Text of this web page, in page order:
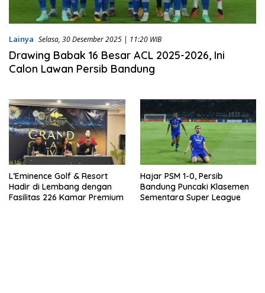
Lainya Selasa, 30 Desember 2025 | 11:20 WIB
Drawing Babak 16 Besar ACL 2025-2026, Ini
Calon Lawan Persib Bandung
L’Eminence Golf & Resort
Hadir di Lembang dengan
Fasilitas 226 Kamar Premium
Hajar PSM 1-0, Persib
Bandung Puncaki Klasemen
Sementara Super League